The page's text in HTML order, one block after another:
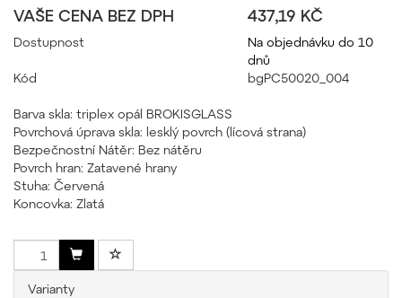
VAŠE CENA BEZ DPH
437,19 KČ
Dostupnost
Na objednávku do 10
dnů
Kód
bgPC50020_004
Barva skla: triplex opál BROKISGLASS
Povrchová úprava skla: lesklý povrch (lícová strana)
Bezpečnostní Nátěr: Bez nátěru
Povrch hran: Zatavené hrany
Stuha: Červená
Koncovka: Zlatá
Varianty